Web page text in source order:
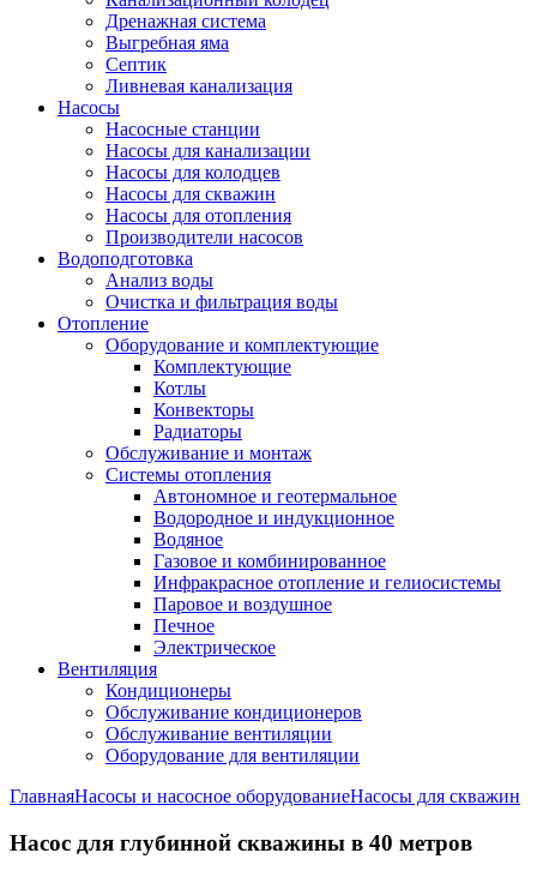
Дренажная система
Выгребная яма
Септик
Ливневая канализация
Насосы
Насосные станции
Насосы для канализации
Насосы для колодцев
Насосы для скважин
Насосы для отопления
Производители насосов
Водоподготовка
Анализ воды
Очистка и фильтрация воды
Отопление
Оборудование и комплектующие
Комплектующие
Котлы
Конвекторы
Радиаторы
Обслуживание и монтаж
Системы отопления
Автономное и геотермальное
Водородное и индукционное
Водяное
Газовое и комбинированное
Инфракрасное отопление и гелиосистемы
Паровое и воздушное
Печное
Электрическое
Вентиляция
Кондиционеры
Обслуживание кондиционеров
Обслуживание вентиляции
Оборудование для вентиляции
ГлавнаяНасосы и насосное оборудованиеНасосы для скважин
Насос для глубинной скважины в 40 метров